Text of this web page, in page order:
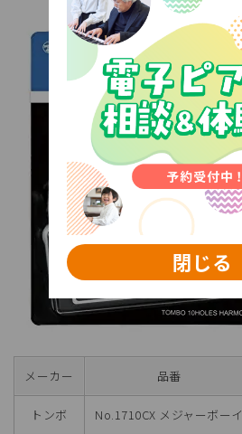
メーカー 品番
トンボ No.1710CX メジャーボーイ
閉じる